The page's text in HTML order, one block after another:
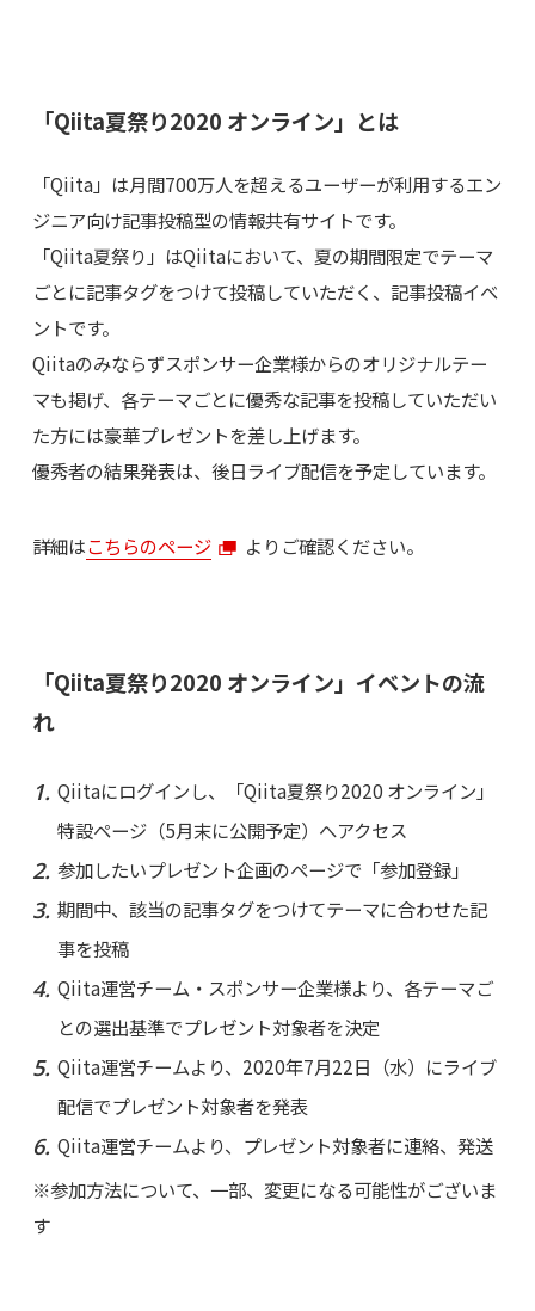
「Qiita夏祭り2020 オンライン」とは
「Qiita」は月間700万人を超えるユーザーが利用するエン
ジニア向け記事投稿型の情報共有サイトです。
「Qiita夏祭り」はQiitaにおいて、夏の期間限定でテーマ
ごとに記事タグをつけて投稿していただく、記事投稿イベ
ントです。
Qiitaのみならずスポンサー企業様からのオリジナルテー
マも掲げ、各テーマごとに優秀な記事を投稿していただい
た方には豪華プレゼントを差し上げます。
優秀者の結果発表は、後日ライブ配信を予定しています。
詳細はこちらのページ よりご確認ください。
「Qiita夏祭り2020 オンライン」イベントの流
れ
Qiitaにログインし、「Qiita夏祭り2020 オンライン」
特設ページ（5月末に公開予定）へアクセス
参加したいプレゼント企画のページで「参加登録」
期間中、該当の記事タグをつけてテーマに合わせた記
事を投稿
Qiita運営チーム・スポンサー企業様より、各テーマご
との選出基準でプレゼント対象者を決定
Qiita運営チームより、2020年7月22日（水）にライブ
配信でプレゼント対象者を発表
Qiita運営チームより、プレゼント対象者に連絡、発送
※参加方法について、一部、変更になる可能性がございま
す